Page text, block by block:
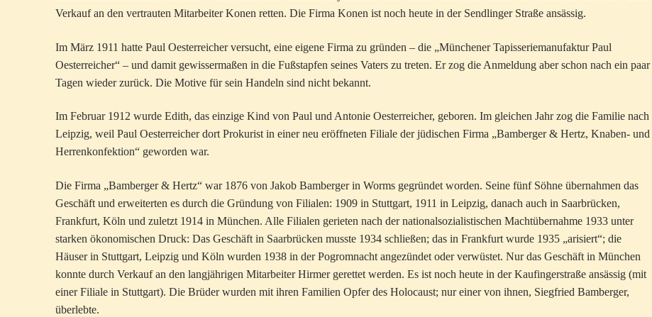
Verkauf an den vertrauten Mitarbeiter Konen retten. Die Firma Konen ist noch heute in der Sendlinger Straße ansässig.
Im März 1911 hatte Paul Oesterreicher versucht, eine eigene Firma zu gründen – die „Münchener Tapisseriemanufaktur Paul
Oesterreicher“ – und damit gewissermaßen in die Fußstapfen seines Vaters zu treten. Er zog die Anmeldung aber schon nach ein paar
Tagen wieder zurück. Die Motive für sein Handeln sind nicht bekannt.
Im Februar 1912 wurde Edith, das einzige Kind von Paul und Antonie Oesterreicher, geboren. Im gleichen Jahr zog die Familie nach
Leipzig, weil Paul Oesterreicher dort Prokurist in einer neu eröffneten Filiale der jüdischen Firma „Bamberger & Hertz, Knaben- und
Herrenkonfektion“ geworden war.
Die Firma „Bamberger & Hertz“ war 1876 von Jakob Bamberger in Worms gegründet worden. Seine fünf Söhne übernahmen das
Geschäft und erweiterten es durch die Gründung von Filialen: 1909 in Stuttgart, 1911 in Leipzig, danach auch in Saarbrücken,
Frankfurt, Köln und zuletzt 1914 in München. Alle Filialen gerieten nach der nationalsozialistischen Machtübernahme 1933 unter
starken ökonomischen Druck: Das Geschäft in Saarbrücken musste 1934 schließen; das in Frankfurt wurde 1935 „arisiert“; die
Häuser in Stuttgart, Leipzig und Köln wurden 1938 in der Pogromnacht angezündet oder verwüstet. Nur das Geschäft in München
konnte durch Verkauf an den langjährigen Mitarbeiter Hirmer gerettet werden. Es ist noch heute in der Kaufingerstraße ansässig (mit
einer Filiale in Stuttgart). Die Brüder wurden mit ihren Familien Opfer des Holocaust; nur einer von ihnen, Siegfried Bamberger,
überlebte.